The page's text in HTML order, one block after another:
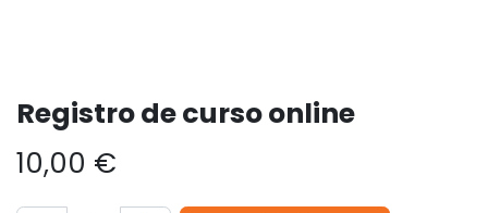
Registro de curso online
10,00 €